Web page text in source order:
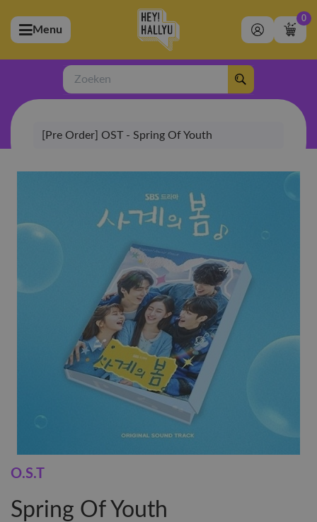
(Artiesten)
(Merchandise)
(Exclusive)
(Winkel)
Menu
0
Zoeken
[Pre Order] OST - Spring Of Youth
O.S.T
Spring Of Youth